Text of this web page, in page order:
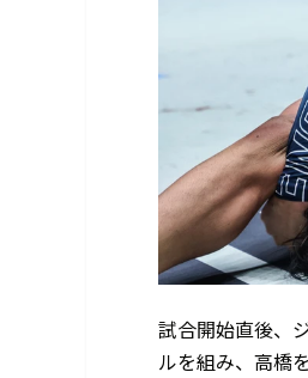
試合開始直後、
ルを組み、高橋